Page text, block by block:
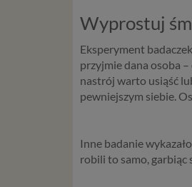
Wyprostuj
Eksperyment
przyjmie dana osoba
nastrój warto usiąść
pewniejszym siebie.
Inne badanie
robili to samo, garbiąc